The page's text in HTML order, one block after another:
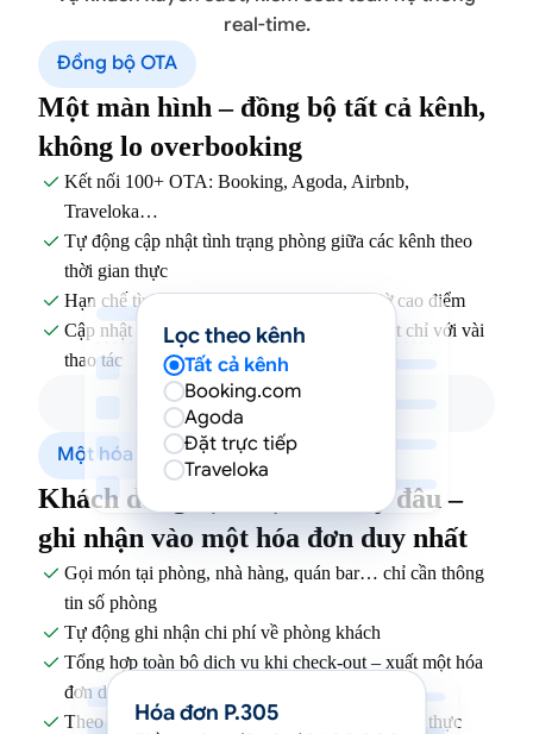
real-time.
Đồng bộ OTA
Một màn hình – đồng bộ tất cả kênh,
không lo overbooking
 Kết nối 100+ OTA: Booking, Agoda, Airbnb,
Traveloka…
 Tự động cập nhật tình trạng phòng giữa các kênh theo
thời gian thực
 Hạn chế tình trạng bán trùng phòng vào giờ cao điểm
 Cập nhật giá phòng và khuyến mãi hàng loạt chỉ với vài
thao tác
Lọc theo kênh
Tất cả kênh
Booking.com
Agoda
Đặt trực tiếp
Traveloka
Một hóa đơn duy nhất
Khách dùng dịch vụ ở bất kỳ đâu –
ghi nhận vào một hóa đơn duy nhất
 Gọi món tại phòng, nhà hàng, quán bar… chỉ cần thông
tin số phòng
 Tự động ghi nhận chi phí về phòng khách
 Tổng hợp toàn bộ dịch vụ khi check-out – xuất một hóa
đơn duy nhất
 Theo dõi doanh thu từng bộ phận theo thời gian thực
Hóa đơn P.305